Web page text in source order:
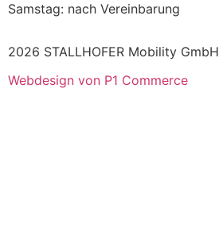
Samstag: nach Vereinbarung
2026 STALLHOFER Mobility GmbH
Webdesign von P1 Commerce